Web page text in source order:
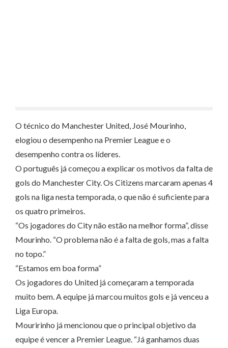
O técnico do Manchester United, José Mourinho,
elogiou o desempenho na Premier League e o
desempenho contra os líderes.
O português já começou a explicar os motivos da falta de
gols do Manchester City. Os Citizens marcaram apenas 4
gols na liga nesta temporada, o que não é suficiente para
os quatro primeiros.
“Os jogadores do City não estão na melhor forma”, disse
Mourinho. “O problema não é a falta de gols, mas a falta
no topo.”
“Estamos em boa forma”
Os jogadores do United já começaram a temporada
muito bem. A equipe já marcou muitos gols e já venceu a
Liga Europa.
Mouririnho já mencionou que o principal objetivo da
equipe é vencer a Premier League. “Já ganhamos duas